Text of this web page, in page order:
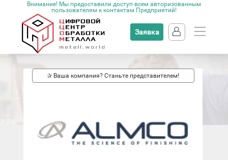
Внимание! Мы предоставили доступ всем авторизованным
пользователям к контактам Предприятий!
Заявка
✰ Ваша компания? Станьте представителем!